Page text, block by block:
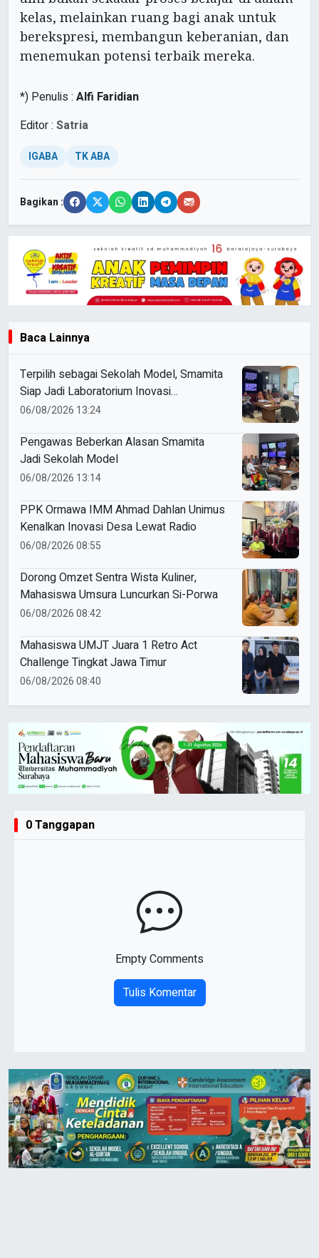
kelas, melainkan ruang bagi anak untuk
berekspresi, membangun keberanian, dan
menemukan potensi terbaik mereka.
*) Penulis : Alfi Faridian
Editor : Satria
IGABA TK ABA
Bagikan :
Baca Lainnya
Terpilih sebagai Sekolah Model, Smamita
Siap Jadi Laboratorium Inovasi
Pembelajaran AI
06/08/2026 13:24
Pengawas Beberkan Alasan Smamita
Jadi Sekolah Model
06/08/2026 13:14
PPK Ormawa IMM Ahmad Dahlan Unimus
Kenalkan Inovasi Desa Lewat Radio
06/08/2026 08:55
Dorong Omzet Sentra Wista Kuliner,
Mahasiswa Umsura Luncurkan Si-Porwa
06/08/2026 08:42
Mahasiswa UMJT Juara 1 Retro Act
Challenge Tingkat Jawa Timur
06/08/2026 08:40
0 Tanggapan
Empty Comments
Tulis Komentar